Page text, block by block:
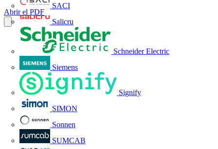
SACI
Salicru
Schneider Electric
Siemens
Signify
SIMON
Sonnen
SUMCAB
Abrir el PDF